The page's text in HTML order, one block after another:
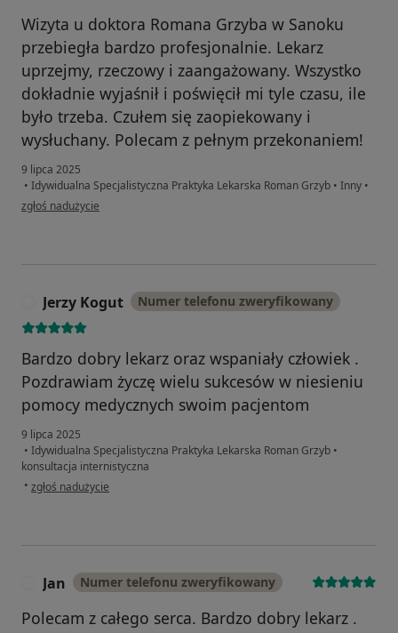
Wizyta u doktora Romana Grzyba w Sanoku
przebiegła bardzo profesjonalnie. Lekarz
uprzejmy, rzeczowy i zaangażowany. Wszystko
dokładnie wyjaśnił i poświęcił mi tyle czasu, ile
było trzeba. Czułem się zaopiekowany i
wysłuchany. Polecam z pełnym przekonaniem!
9 lipca 2025
• Idywidualna Specjalistyczna Praktyka Lekarska Roman Grzyb • Inny •
w opinii użytkownika BC
zgłoś nadużycie
Jerzy Kogut Numer telefonu zweryfikowany
Bardzo dobry lekarz oraz wspaniały człowiek .
Pozdrawiam życzę wielu sukcesów w niesieniu
pomocy medycznych swoim pacjentom
9 lipca 2025
• Idywidualna Specjalistyczna Praktyka Lekarska Roman Grzyb •
konsultacja internistyczna
• w opinii użytkownika Jerzy Kogut
zgłoś nadużycie
Jan Numer telefonu zweryfikowany
Polecam z całego serca. Bardzo dobry lekarz .